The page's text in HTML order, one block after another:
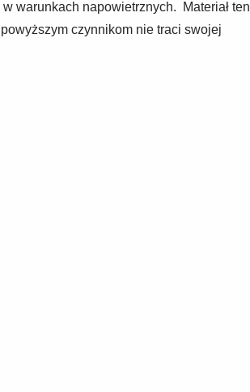
warunkach napowietrznych. Materiał ten
czynnikom nie traci swojej